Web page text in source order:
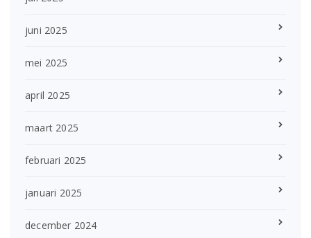
juni 2025
mei 2025
april 2025
maart 2025
februari 2025
januari 2025
december 2024